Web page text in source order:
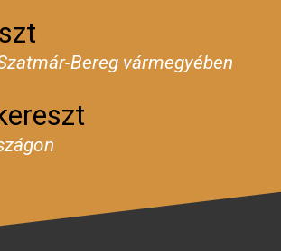
Bereg vármegyében